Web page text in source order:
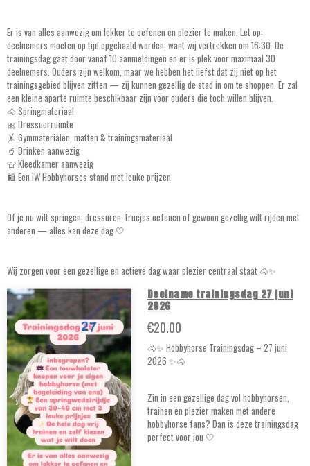
Er is van alles aanwezig om lekker te oefenen en plezier te maken. Let op:
deelnemers moeten op tijd opgehaald worden, want wij vertrekken om 16:30. De
trainingsdag gaat door vanaf 10 aanmeldingen en er is plek voor maximaal 30
deelnemers. Ouders zijn welkom, maar we hebben het liefst dat zij niet op het
trainingsgebied blijven zitten — zij kunnen gezellig de stad in om te shoppen. Er zal
een kleine aparte ruimte beschikbaar zijn voor ouders die toch willen blijven.
🐴 Springmateriaal
🎀 Dressuurruimte
🤸 Gymmaterialen, matten & trainingsmateriaal
🥤 Drinken aanwezig
👕 Kleedkamer aanwezig
🛍️ Een IW Hobbyhorses stand met leuke prijzen
Of je nu wilt springen, dressuren, trucjes oefenen of gewoon gezellig wilt rijden met
anderen — alles kan deze dag 🤍
Wij zorgen voor een gezellige en actieve dag waar plezier centraal staat 🐴✨
Deelname trainingsdag 27 juni
2026
€20.00
🐴✨ Hobbyhorse Trainingsdag – 27 juni
2026 ✨🐴
Zin in een gezellige dag vol hobbyhorsen,
trainen en plezier maken met andere
hobbyhorse fans? Dan is deze trainingsdag
perfect voor jou 🤍